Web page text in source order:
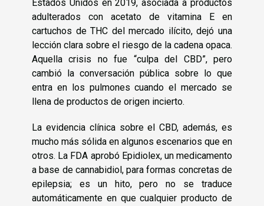
Estados Unidos en 2019, asociada a productos
adulterados con acetato de vitamina E en
cartuchos de THC del mercado ilícito, dejó una
lección clara sobre el riesgo de la cadena opaca.
Aquella crisis no fue “culpa del CBD”, pero
cambió la conversación pública sobre lo que
entra en los pulmones cuando el mercado se
llena de productos de origen incierto.
La evidencia clínica sobre el CBD, además, es
mucho más sólida en algunos escenarios que en
otros. La FDA aprobó Epidiolex, un medicamento
a base de cannabidiol, para formas concretas de
epilepsia; es un hito, pero no se traduce
automáticamente en que cualquier producto de